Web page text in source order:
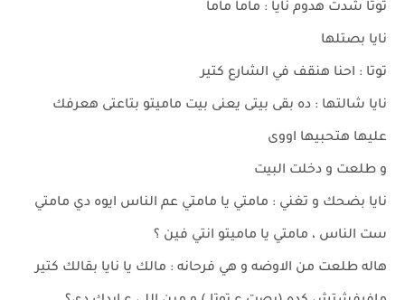
توتا شدت هدوم نايا : ماما ماما
نايا بصتلها
توتا : احنا هنقف في الشارع كتير
نايا شالتها : ده بقى بيتى يعنى بيت ماميتو بتاعتى هعرفك
عليها هتحبيها اووى
و طلعت و دخلت البيت
نايا بضحك و تغني : مامتي يا مامتي عم الناس ايوه دي مامتي
ست الناس ، مامتي يا ماميتو انتي فين ؟
هاله طلعت من الاوضه و هي فرحانه : مالك يا نايا بقالك كتير